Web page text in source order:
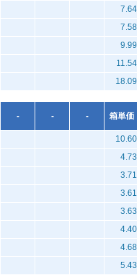
7.64
7.58
9.99
11.54
18.09
- - - 箱単価
10.60
4.73
3.71
3.61
3.63
4.40
4.68
5.43